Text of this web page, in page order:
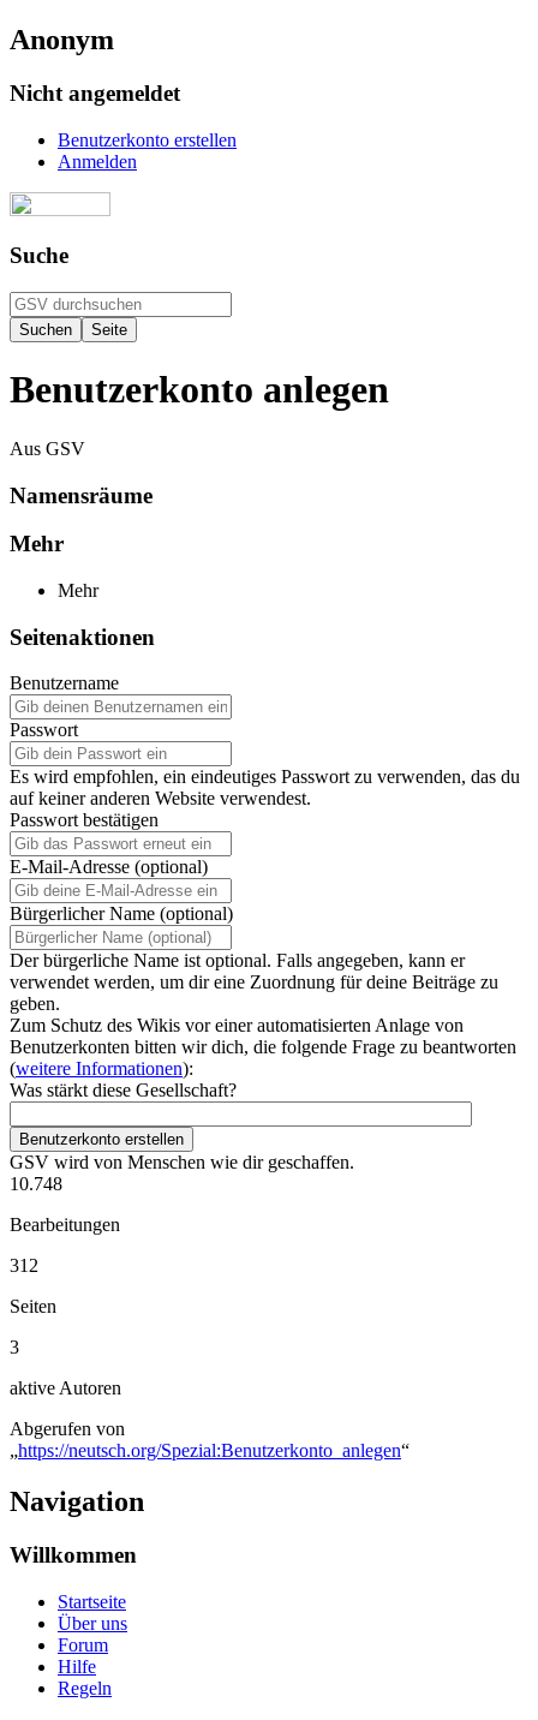
Anonym
Nicht angemeldet
Benutzerkonto erstellen
Anmelden
Suche
Benutzerkonto anlegen
Aus GSV
Namensräume
Mehr
Mehr
Seitenaktionen
Benutzername
Passwort
Es wird empfohlen, ein eindeutiges Passwort zu verwenden, das du
auf keiner anderen Website verwendest.
Passwort bestätigen
E-Mail-Adresse (optional)
Bürgerlicher Name (optional)
Der bürgerliche Name ist optional. Falls angegeben, kann er
verwendet werden, um dir eine Zuordnung für deine Beiträge zu
geben.
Zum Schutz des Wikis vor einer automatisierten Anlage von
Benutzerkonten bitten wir dich, die folgende Frage zu beantworten
(weitere Informationen):
Was stärkt diese Gesellschaft?
Benutzerkonto erstellen
GSV wird von Menschen wie dir geschaffen.
10.748
Bearbeitungen
312
Seiten
3
aktive Autoren
Abgerufen von
„https://neutsch.org/Spezial:Benutzerkonto_anlegen“
Navigation
Willkommen
Startseite
Über uns
Forum
Hilfe
Regeln